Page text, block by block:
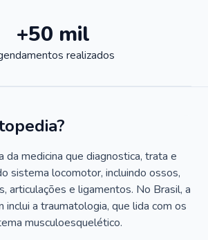
+50 mil
realizados
da medicina que diagnostica, trata e
sistema locomotor, incluindo ossos,
articulações e ligamentos. No Brasil, a
a traumatologia, que lida com os
musculoesquelético.